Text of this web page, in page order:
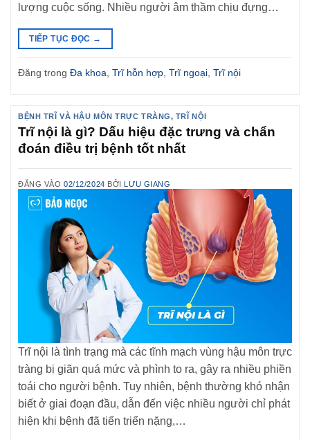
lượng cuộc sống. Nhiều người âm thầm chịu đựng…
TIẾP TỤC ĐỌC →
Đăng trong Đa khoa Trĩ hỗn hợp Trĩ ngoại Trĩ nội
BỆNH TRĨ VÀ HẬU MÔN TRỰC TRÀNG, TRĨ NỘI
Trĩ nội là gì? Dấu hiệu đặc trưng và chẩn
đoán điều trị bệnh tốt nhất
ĐĂNG VÀO02/12/2024 BỞI LƯU GIANG
Trĩ nội là tình trạng mà các tĩnh mạch vùng hậu môn trực
tràng bị giãn quá mức và phình to ra, gây ra nhiều phiền
toái cho người bệnh. Tuy nhiên, bệnh thường khó nhận
biết ở giai đoạn đầu, dẫn đến việc nhiều người chỉ phát
hiện khi bệnh đã tiến triển nặng,…